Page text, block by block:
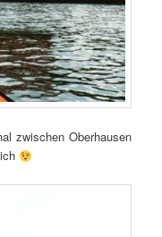
zwischen Oberhausen